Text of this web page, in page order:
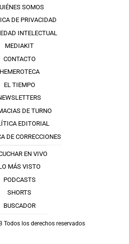
SOMOS
DE PRIVACIDAD
INTELECTUAL
MEDIAKIT
CONTACTO
HEMEROTECA
EL TIEMPO
DE TURNO
EDITORIAL
DE CORRECCIONES
EN VIVO
MÁS VISTO
PODCASTS
SHORTS
BUSCADOR
Todos los derechos reservados